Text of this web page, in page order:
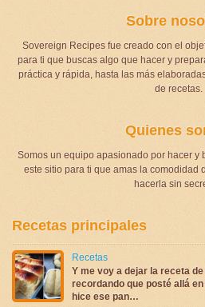
Sobre
Sovereign Recipes fue creado con el
para ti que buscas algo que hacer y
práctica y rápida, hasta las más
de recetas.
Quienes
Somos un equipo apasionado por hacer y
este sitio para ti que amas la comodidad
hacerla sin
Recetas principales
Recetas
Y me voy a dejar la receta
recordando que posté allá
hice ese pan…